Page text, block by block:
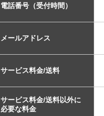
電話番号（受付時間）
メールアドレス
サービス料金/送料
サービス料金/送料以外に
必要な料金